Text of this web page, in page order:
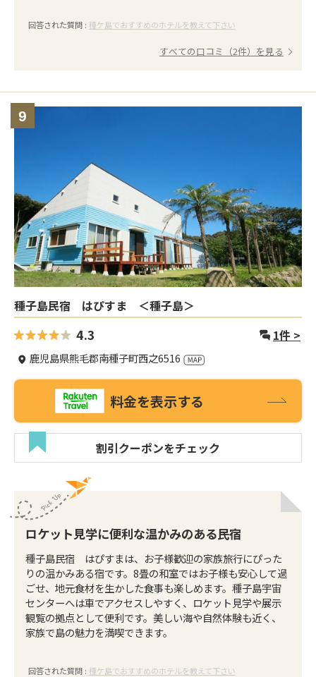
回答された質問 : 種ケ島でおすすめのホテルを教えて下さい
すべての口コミ（2件）を見る
9
種子島民宿 はぴすま ＜種子島＞
4.3 1件 >
鹿児島県熊毛郡南種子町西之6516
料金を表示する
割引クーポンをチェック
ロケット見学に便利な温かみのある民宿
種子島民宿 はぴすまは、お子様歓迎の家族旅行にぴった
りの温かみある宿です。8畳の和室ではお子様も安心して過
ごせ、地元食材を生かした食事も楽しめます。種子島宇宙
センターへは車でアクセスしやすく、ロケット見学や展示
観覧の拠点として便利です。美しい海や自然体験も近く、
家族で島の魅力を満喫できます。
回答された質問 : 種ケ島でおすすめのホテルを教えて下さい